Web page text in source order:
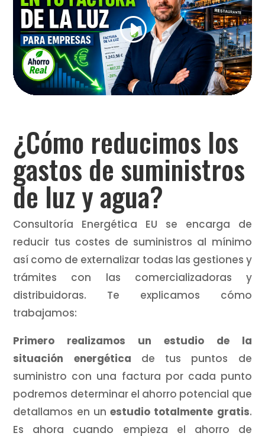
¿Cómo reducimos los
gastos de suministros
de luz y agua?
Consultoría Energética EU se encarga de
reducir tus costes de suministros al mínimo
así como de externalizar todas las gestiones y
trámites con las comercializadoras y
distribuidoras. Te explicamos cómo
trabajamos:
Primero realizamos un estudio de la
situación energética de tus puntos de
suministro con una factura por cada punto
podremos determinar el ahorro potencial que
detallamos en unestudio totalmente gratis.
Es ahora cuando empieza el ahorro de